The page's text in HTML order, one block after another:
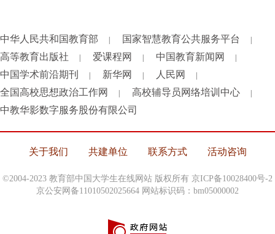
中华人民共和国教育部 国家智慧教育公共服务平台
高等教育出版社 爱课程网 中国教育新闻网
中国学术前沿期刊 新华网 人民网
全国高校思想政治工作网 高校辅导员网络培训中心
中教华影数字服务股份有限公司
关于我们 共建单位 联系方式 活动咨询
©2004-2023 教育部中国大学生在线网站 版权所有 京ICP备10028400号-2
京公安网备11010502025664 网站标识码：bm05000002